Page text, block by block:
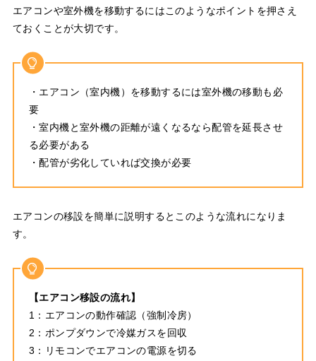
エアコンや室外機を移動するにはこのようなポイントを押さえ
ておくことが大切です。
・エアコン（室内機）を移動するには室外機の移動も必
要
・室内機と室外機の距離が遠くなるなら配管を延長させ
る必要がある
・配管が劣化していれば交換が必要
エアコンの移設を簡単に説明するとこのような流れになりま
す。
【エアコン移設の流れ】
1：エアコンの動作確認（強制冷房）
2：ポンプダウンで冷媒ガスを回収
3：リモコンでエアコンの電源を切る